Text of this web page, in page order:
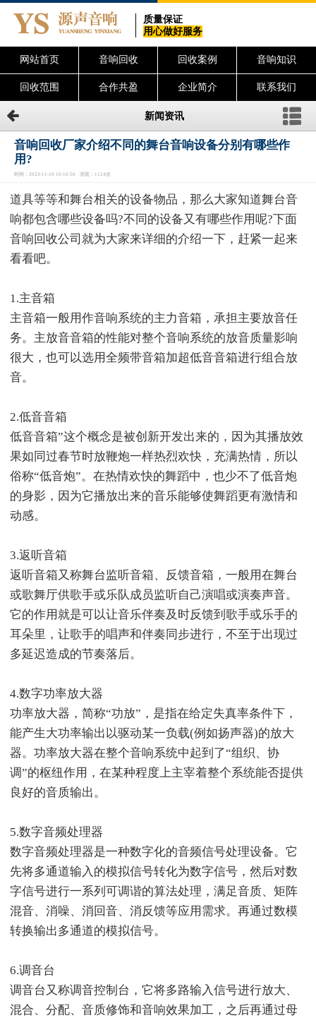
质量保证
用心做好服务
网站首页 音响回收 回收案例 音响知识
回收范围 合作共盈 企业简介 联系我们
新闻资讯
音响回收厂家介绍不同的舞台音响设备分别有哪些作
用?
时间：2023-11-10 10:16:50 浏览：1124次
道具等等和舞台相关的设备物品，那么大家知道舞台音
响都包含哪些设备吗?不同的设备又有哪些作用呢?下面
音响回收公司就为大家来详细的介绍一下，赶紧一起来
看看吧。
1.主音箱
主音箱一般用作音响系统的主力音箱，承担主要放音任
务。主放音音箱的性能对整个音响系统的放音质量影响
很大，也可以选用全频带音箱加超低音音箱进行组合放
音。
2.低音音箱
低音音箱”这个概念是被创新开发出来的，因为其播放效
果如同过春节时放鞭炮一样热烈欢快，充满热情，所以
俗称“低音炮”。在热情欢快的舞蹈中，也少不了低音炮
的身影，因为它播放出来的音乐能够使舞蹈更有激情和
动感。
3.返听音箱
返听音箱又称舞台监听音箱、反馈音箱，一般用在舞台
或歌舞厅供歌手或乐队成员监听自己演唱或演奏声音。
它的作用就是可以让音乐伴奏及时反馈到歌手或乐手的
耳朵里，让歌手的唱声和伴奏同步进行，不至于出现过
多延迟造成的节奏落后。
4.数字功率放大器
功率放大器，简称“功放”，是指在给定失真率条件下，
能产生大功率输出以驱动某一负载(例如扬声器)的放大
器。功率放大器在整个音响系统中起到了“组织、协
调”的枢纽作用，在某种程度上主宰着整个系统能否提供
良好的音质输出。
5.数字音频处理器
数字音频处理器是一种数字化的音频信号处理设备。它
先将多通道输入的模拟信号转化为数字信号，然后对数
字信号进行一系列可调谐的算法处理，满足音质、矩阵
混音、消噪、消回音、消反馈等应用需求。再通过数模
转换输出多通道的模拟信号。
6.调音台
调音台又称调音控制台，它将多路输入信号进行放大、
混合、分配、音质修饰和音响效果加工，之后再通过母